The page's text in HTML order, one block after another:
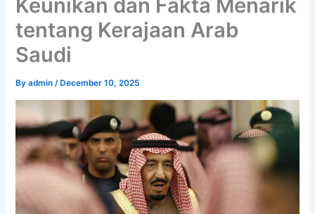
Keunikan dan Fakta Menarik
tentang Kerajaan Arab
Saudi
Byadmin/ December 10, 2025